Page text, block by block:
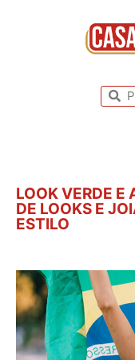
LOOK VERDE E
DE LOOKS E
ESTILO